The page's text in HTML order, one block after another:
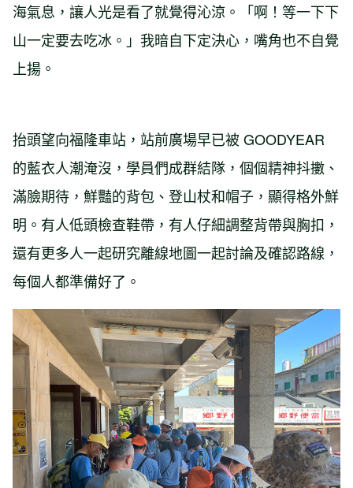
海氣息，讓人光是看了就覺得沁涼。「啊！等一下下
山一定要去吃冰。」我暗自下定決心，嘴角也不自覺
上揚。
抬頭望向福隆車站，站前廣場早已被 GOODYEAR
的藍衣人潮淹沒，學員們成群結隊，個個精神抖擻、
滿臉期待，鮮豔的背包、登山杖和帽子，顯得格外鮮
明。有人低頭檢查鞋帶，有人仔細調整背帶與胸扣，
還有更多人一起研究離線地圖一起討論及確認路線，
每個人都準備好了。